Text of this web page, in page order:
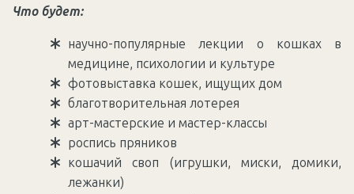
Что будет:
научно-популярные лекции о кошках в
медицине, психологии и культуре
фотовыставка кошек, ищущих дом
благотворительная лотерея
арт-мастерские и мастер-классы
роспись пряников
кошачий своп (игрушки, миски, домики,
лежанки)